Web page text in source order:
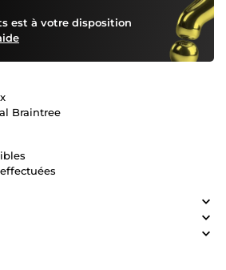
est à votre disposition
Braintree